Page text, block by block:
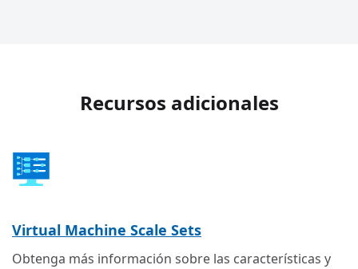
Recursos adicionales
Virtual Machine Scale Sets
Obtenga más información sobre las características y